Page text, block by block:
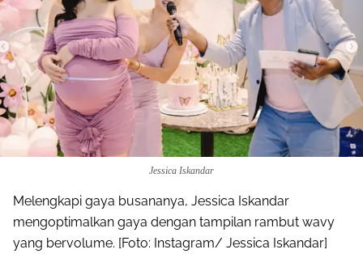
Jessica Iskandar
Melengkapi gaya busananya, Jessica Iskandar
mengoptimalkan gaya dengan tampilan rambut wavy
yang bervolume. [Foto: Instagram/ Jessica Iskandar]